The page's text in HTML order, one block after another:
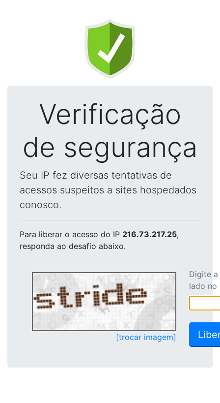
Verificação
de segurança
Seu IP fez diversas tentativas de
acessos suspeitos a sites hospedados
conosco.
Para liberar o acesso do IP 216.73.217.25,
responda ao desafio abaixo.
[trocar imagem]
Digite
lado no